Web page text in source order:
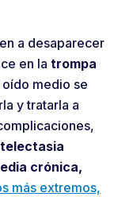
a desaparecer
en la trompa
medio se
y tratarla a
crónica,
más extremos,